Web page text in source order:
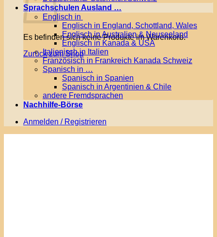
Es befinden sich keine Produkte im Warenkorb.
Zurück zum Shop
Sprachschulen Ausland …
Englisch in
Englisch in England, Schottland, Wales
Englisch in Australien & Neuseeland
Englisch in Kanada & USA
Italienisch in Italien
Französisch in Frankreich Kanada Schweiz
Spanisch in …
Spanisch in Spanien
Spanisch in Argentinien & Chile
andere Fremdsprachen
Nachhilfe-Börse
Anmelden / Registrieren